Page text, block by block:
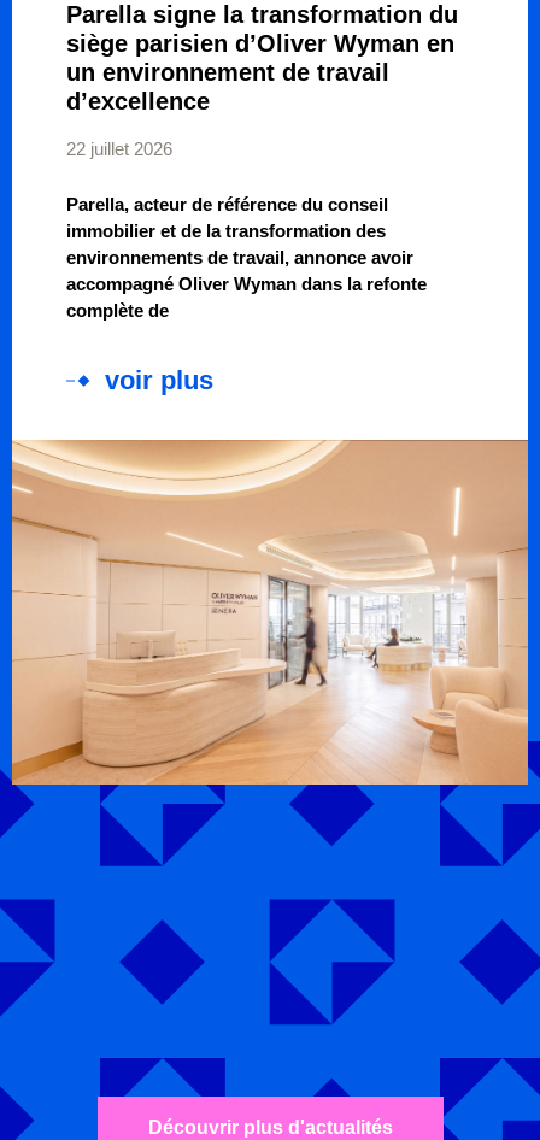
Parella signe la transformation du
siège parisien d’Oliver Wyman en
un environnement de travail
d’excellence
22 juillet 2026
Parella, acteur de référence du conseil
immobilier et de la transformation des
environnements de travail, annonce avoir
accompagné Oliver Wyman dans la refonte
complète de
voir plus
Découvrir plus d'actualités